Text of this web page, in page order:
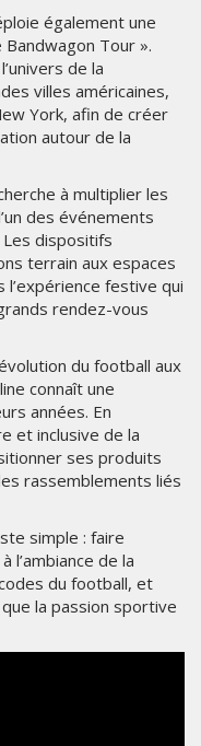
également une
Tour ».
de la
villes américaines,
York, afin de créer
autour de la
à multiplier les
des événements
dispositifs
terrain aux espaces
l’expérience festive qui
rendez-vous
du football aux
connaît une
années. En
et inclusive de la
ses produits
rassemblements liés
simple : faire
l’ambiance de la
du football, et
la passion sportive